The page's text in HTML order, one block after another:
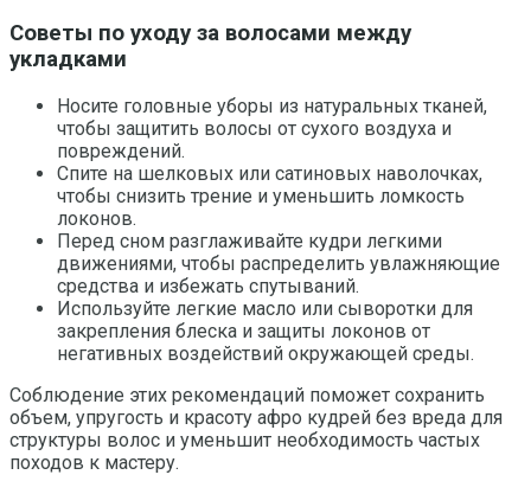
Советы по уходу за волосами между
укладками
Носите головные уборы из натуральных тканей,
чтобы защитить волосы от сухого воздуха и
повреждений.
Спите на шелковых или сатиновых наволочках,
чтобы снизить трение и уменьшить ломкость
локонов.
Перед сном разглаживайте кудри легкими
движениями, чтобы распределить увлажняющие
средства и избежать спутываний.
Используйте легкие масло или сыворотки для
закрепления блеска и защиты локонов от
негативных воздействий окружающей среды.
Соблюдение этих рекомендаций поможет сохранить
объем, упругость и красоту афро кудрей без вреда для
структуры волос и уменьшит необходимость частых
походов к мастеру.